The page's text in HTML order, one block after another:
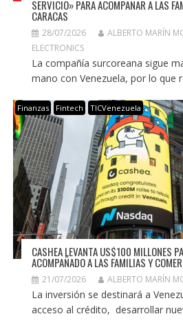
SERVICIO» PARA ACOMPAÑAR A LAS
CARACAS
28/07/2026 ALBERTO MARÍN
ELECTRONICS
La compañía surcoreana sigue
mano con Venezuela, por lo que
Finanzas Fintech TICVenezuela
CASHEA LEVANTA US$100 MILLONES
ACOMPAÑADO A LAS FAMILIAS Y
21/07/2026 ALBERTO MARÍN
La inversión se destinará a
acceso al crédito, desarrollar